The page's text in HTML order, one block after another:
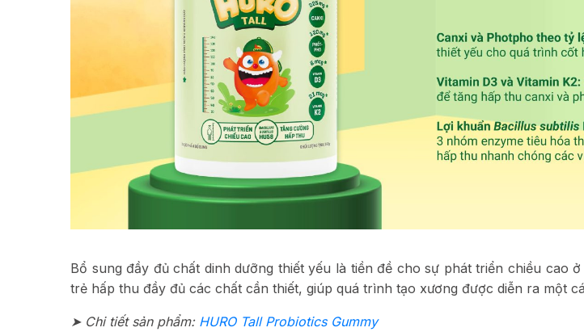
Bổ sung đầy đủ chất dinh dưỡng thiết yếu là tiền đề cho sự phát triển chiều cao
trẻ hấp thu đầy đủ các chất cần thiết, giúp quá trình tạo xương được diễn ra một
➤ Chi tiết sản phẩm: HURO Tall Probiotics Gummy